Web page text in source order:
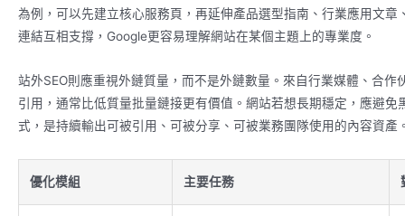
為例，可以先建立核心服務頁，再延伸產品選型指南、行業應用文
連結互相支撐，Google更容易理解網站在某個主題上的專業度。
站外SEO則應重視外鏈質量，而不是外鏈數量。來自行業媒體、合
引用，通常比低質量批量鏈接更有價值。網站若想長期穩定，應避
式，是持續輸出可被引用、可被分享、可被業務團隊使用的內容資產
優化模組 主要任務